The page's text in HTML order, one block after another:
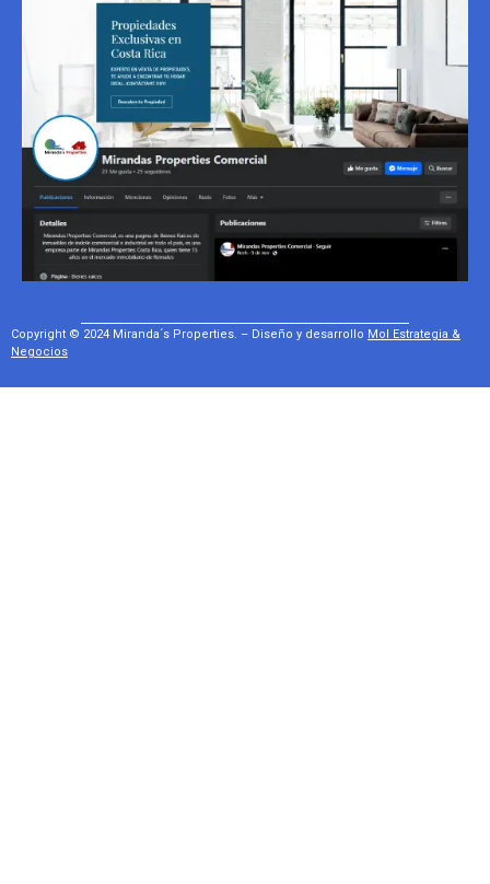
Copyright © 2024 Miranda´s Properties. – Diseño y desarrollo Mol Estrategia &
Negocios